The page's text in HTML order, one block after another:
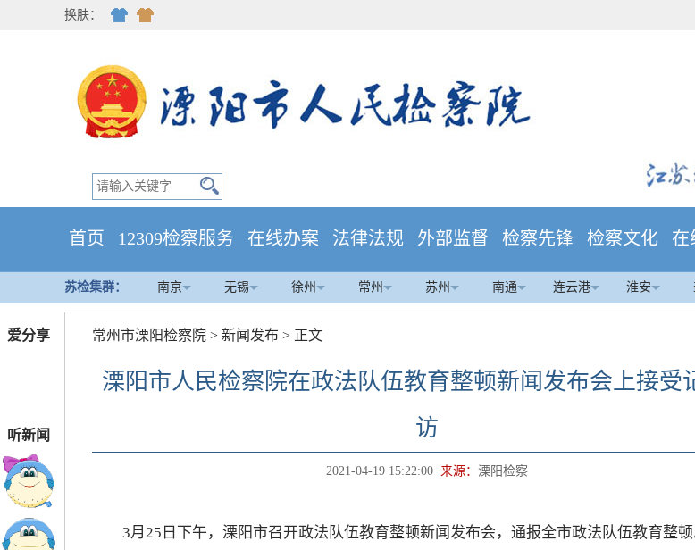
爱分享
听新闻
换肤：
首页 12309检察服务 在线办案 法律法规 外部监督 检察先锋 检察文化 在
苏检集群： 南京 无锡 徐州 常州 苏州 南通 连云港 淮安
常州市溧阳检察院 > 新闻发布 > 正文
溧阳市人民检察院在政法队伍教育整顿新闻发布会上接受
访
2021-04-19 15:22:00 来源： 溧阳检察
3月25日下午，溧阳市召开政法队伍教育整顿新闻发布会，通报全市政法队伍教育整顿